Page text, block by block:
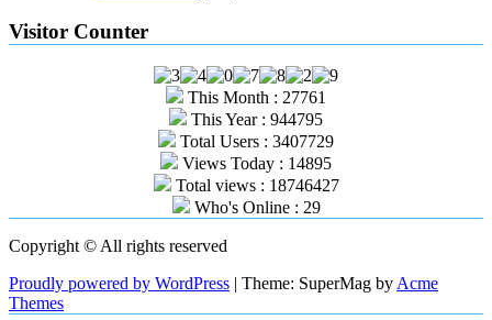
Visitor Counter
This Month : 27761
This Year : 944795
Total Users : 3407729
Views Today : 14895
Total views : 18746427
Who's Online : 29
Copyright © All rights reserved
Proudly powered by WordPress | Theme: SuperMag by Acme
Themes